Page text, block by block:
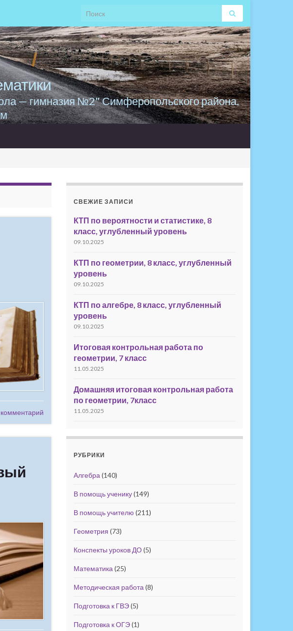
Search for:
— гимназия №2" Симферопольского района,
СВЕЖИЕ ЗАПИСИ
КТП по вероятности и статистике, 8
класс, углубленный уровень
09.10.2025
КТП по геометрии, 8 класс, углубленный
уровень
09.10.2025
КТП по алгебре, 8 класс, углубленный
уровень
09.10.2025
Итоговая контрольная работа по
геометрии, 7 класс
11.05.2025
Домашняя итоговая контрольная работа
по геометрии, 7класс
11.05.2025
РУБРИКИ
Алгебра (140)
В помощь ученику(149)
В помощь учителю (211)
Геометрия (73)
Конспекты уроков ДО(5)
Математика (25)
Методическая работа (8)
Подготовка к ГВЭ(5)
Подготовка к ОГЭ(1)